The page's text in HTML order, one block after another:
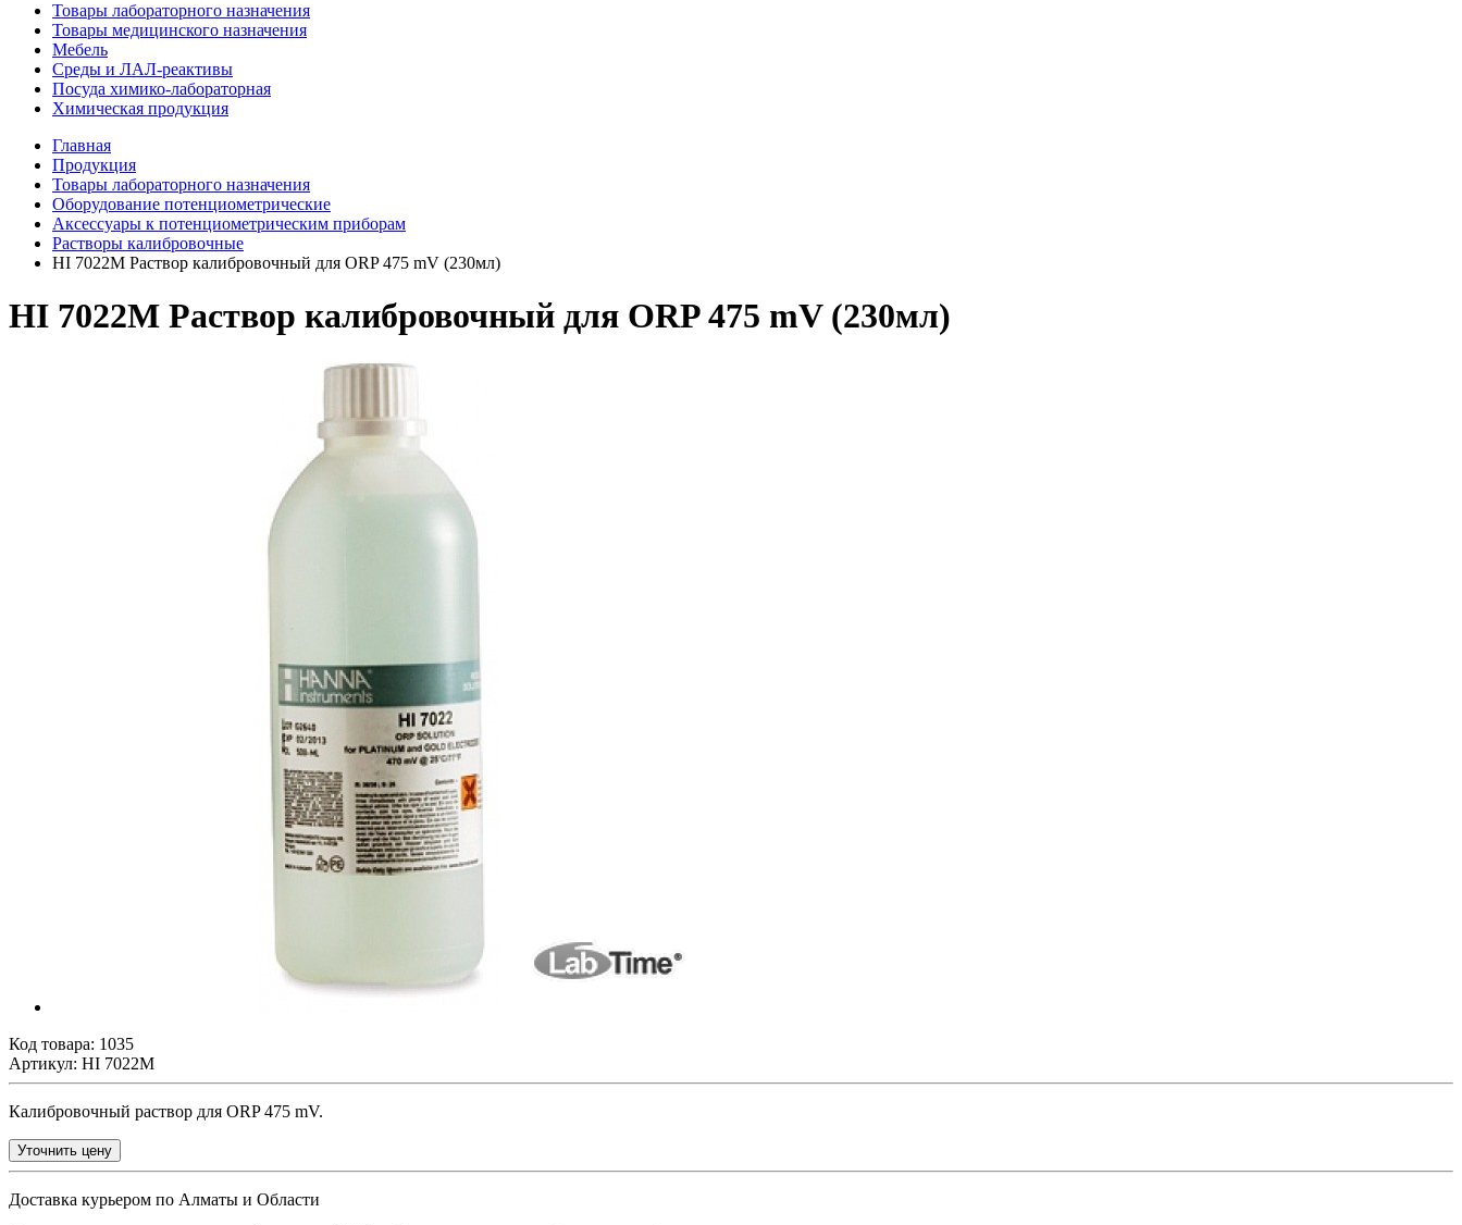
Товары лабораторного назначения
Товары медицинского назначения
Мебель
Среды и ЛАЛ-реактивы
Посуда химико-лабораторная
Химическая продукция
Главная
Продукция
Товары лабораторного назначения
Оборудование потенциометрические
Аксессуары к потенциометрическим приборам
Растворы калибровочные
HI 7022M Раствор калибровочный для ORP 475 mV (230мл)
HI 7022M Раствор калибровочный для ORP 475 mV (230мл)
Код товара: 1035
Артикул: HI 7022M
Калибровочный раствор для ORP 475 mV.
Уточнить цену
Доставка курьером по Алматы и Области